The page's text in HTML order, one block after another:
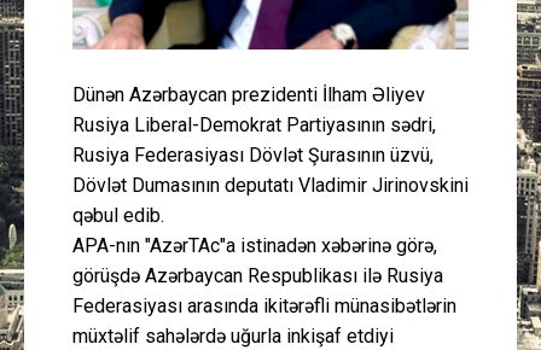
Gündəm
Peşə etikası
Əlaqə
Dünən Azərbaycan prezidenti İlham Əliyev
Rusiya Liberal-Demokrat Partiyasının sədri,
Rusiya Federasiyası Dövlət Şurasının üzvü,
Dövlət Dumasının deputatı Vladimir Jirinovskini
qəbul edib.
APA-nın "AzərTAc"a istinadən xəbərinə görə,
görüşdə Azərbaycan Respublikası ilə Rusiya
Federasiyası arasında ikitərəfli münasibətlərin
müxtəlif sahələrdə uğurla inkişaf etdiyi